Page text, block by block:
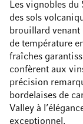
Les vignobles du
des sols
brouillard
de température
fraîches
confèrent aux
précision
bordelaises de
Valley à
exceptionnel.